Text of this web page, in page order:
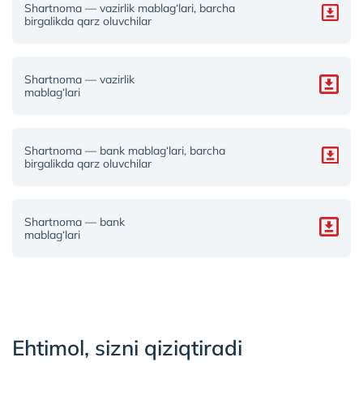
Shartnoma — vazirlik mablag‘lari, barcha
birgalikda qarz oluvchilar
Shartnoma — vazirlik
mablag‘lari
Shartnoma — bank mablag‘lari, barcha
birgalikda qarz oluvchilar
Shartnoma — bank
mablag‘lari
Ehtimol, sizni qiziqtiradi